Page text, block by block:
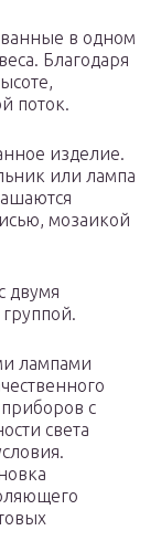
в одном
Благодаря
поток.
изделие.
или лампа
мозаикой
двумя
лампами
с
света